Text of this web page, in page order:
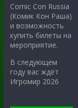
Comic Con Russia
(Комик Кон Раша)
и возможность
купить билеты на
мероприятие.
В следующем
году вас ждёт
Игромир 2026